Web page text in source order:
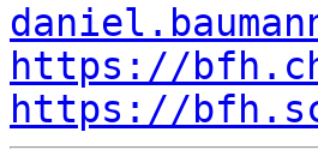
https://
https://